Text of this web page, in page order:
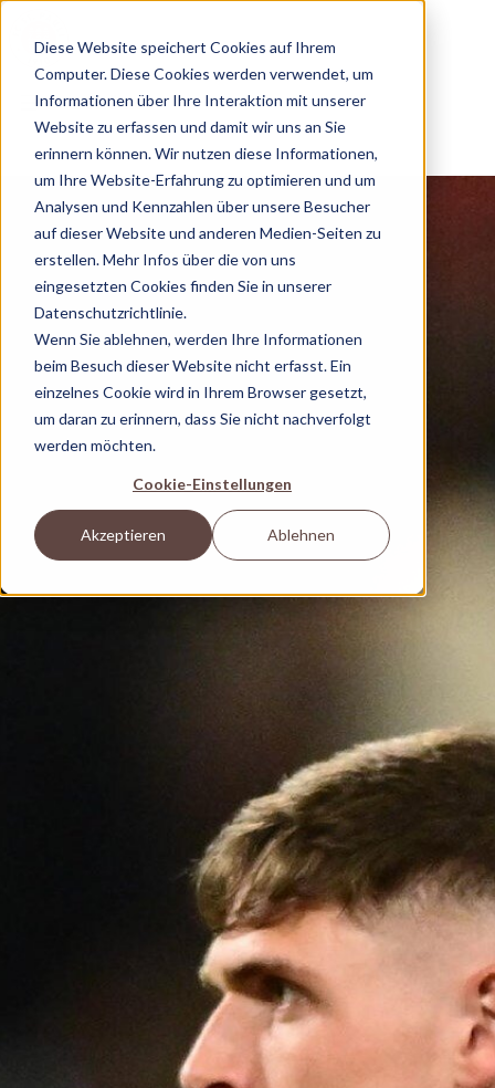
Diese Website speichert Cookies auf Ihrem
Computer. Diese Cookies werden verwendet, um
Informationen über Ihre Interaktion mit unserer
Website zu erfassen und damit wir uns an Sie
erinnern können. Wir nutzen diese Informationen,
um Ihre Website-Erfahrung zu optimieren und um
Analysen und Kennzahlen über unsere Besucher
auf dieser Website und anderen Medien-Seiten zu
erstellen. Mehr Infos über die von uns
eingesetzten Cookies finden Sie in unserer
Datenschutzrichtlinie.
Wenn Sie ablehnen, werden Ihre Informationen
beim Besuch dieser Website nicht erfasst. Ein
einzelnes Cookie wird in Ihrem Browser gesetzt,
um daran zu erinnern, dass Sie nicht nachverfolgt
werden möchten.
Cookie-Einstellungen
Akzeptieren Ablehnen
ZURÜCK